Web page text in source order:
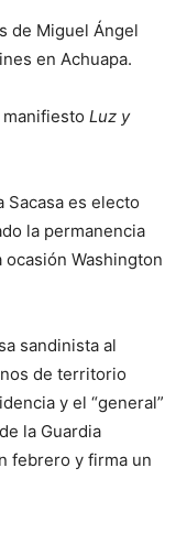
de Miguel Ángel
en Achuapa.
Luz y
Sacasa es electo
la permanencia
Washington
sandinista al
de territorio
y el “general”
la Guardia
febrero y firma un